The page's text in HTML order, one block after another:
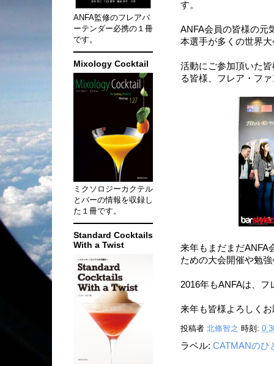
す。
ANFA会員の皆様の元
本選手が多くの世界
活動にご参加頂いた
る皆様、フレア・フ
来年もまだまだANFA
ための大会開催や勉
2016年もANFAは、
来年も皆様よろしく
投稿者 北條智之 時刻:
ラベル: CATMANのひ
ANFA監修のフレアバ
ーテンダー必携の１冊
です。
Mixology Cocktail
ミクソロジーカクテル
とバーの情報を収録し
た１冊です。
Standard Cocktails
With a Twist